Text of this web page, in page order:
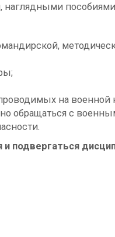
на военной
обращаться с
подвергаться